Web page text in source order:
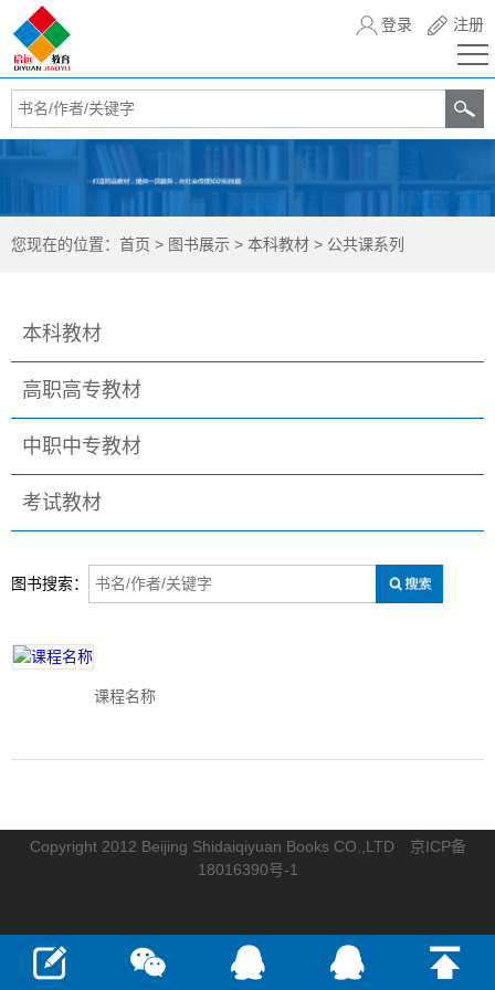
登录 注册
您现在的位置： 首页 > 图书展示 > 本科教材 > 公共课系列
本科教材
高职高专教材
中职中专教材
考试教材
图书搜索：
课程名称
Copyright 2012 Beijing Shidaiqiyuan Books CO.,LTD 京ICP备
18016390号-1